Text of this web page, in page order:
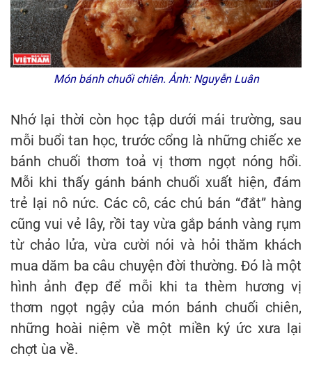
Món bánh chuối chiên. Ảnh: Nguyễn Luân
Nhớ lại thời còn học tập dưới mái trường, sau
mỗi buổi tan học, trước cổng là những chiếc xe
bánh chuối thơm toả vị thơm ngọt nóng hổi.
Mỗi khi thấy gánh bánh chuối xuất hiện, đám
trẻ lại nô nức. Các cô, các chú bán “đắt” hàng
cũng vui vẻ lây, rồi tay vừa gắp bánh vàng rụm
từ chảo lửa, vừa cười nói và hỏi thăm khách
mua dăm ba câu chuyện đời thường. Đó là một
hình ảnh đẹp để mỗi khi ta thèm hương vị
thơm ngọt ngậy của món bánh chuối chiên,
những hoài niệm về một miền ký ức xưa lại
chợt ùa về.